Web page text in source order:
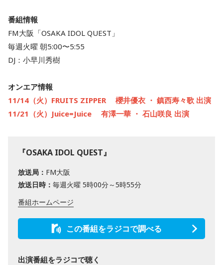
番組情報
FM大阪「OSAKA IDOL QUEST」
毎週火曜 朝5:00〜5:55
DJ：小早川秀樹
オンエア情報
11/14（火）FRUITS ZIPPER 櫻井優衣 ・ 鎮西寿々歌 出演
11/21（火）Juice=Juice 有澤一華 ・ 石山咲良 出演
『OSAKA IDOL QUEST』
放送局： FM大阪
放送日時： 毎週火曜 5時00分～5時55分
番組ホームページ
この番組をラジコで調べる
出演番組をラジコで聴く